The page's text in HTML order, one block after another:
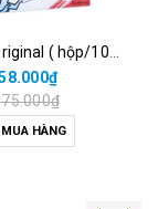
HÀNG